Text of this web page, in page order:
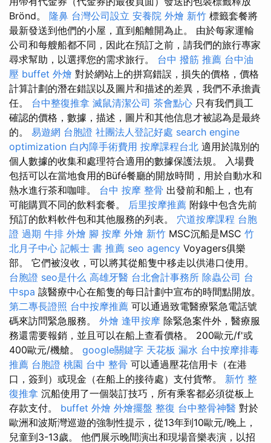
Brönd。 隆鼻 台灣公司設立 安養院 外燴 新竹 標籤套餐將
最新發送到他們的小屋，直到船離開為止。 由於每家運輸
公司和每艘船都不同，因此在預訂之前，請我們的旅行專家
尋求幫助，以選擇您的需求旅行。 台中 撥筋 推薦 台中油
壓 buffet 外燴 對於網站上的拼寫錯誤，損失的價格，價格
計算計劃的潛在錯誤以及圖片和描述的差異，我們不承擔責
任。 台中整復推拿 滅鼠清潔公司 茶會點心 只有我們員工
確認的價格，數據，描述，圖片和其他信息才被認為是最終
的。 易遊網 台胞證 社團法人登記好處 search engine
optimization 白內障手術費用 按摩課程台北 適用於識別的
個人數據的收集和處理符合適用的數據保護法規。 入場費
包括可以在當地食用的Büfé餐廳的開放時間，用於自動水和
熱水進行茶和咖啡。 台中 按摩 整骨 出發前和船上，也有
可能購買不同的飲料套餐。 后里按摩推薦 附錄中包含先前
預訂的飲料軟件包和其他服務的列表。 穴道按摩課程 台胞
證 過期 牛排 外燴 腳 按摩 外燴 新竹 MSC沉船是MSC 竹
北月子中心 記帳士 書 推薦 seo agency Voyagers俱樂
部。 它們被沒收，可以將其從船隻中移走以供港口使用。
台胞證 seo是什么 高雄牙醫 台北會計事務所 除蟲公司 台
中spa 該醫療中心在船隻的每日計劃中宣布的時間點開放。
第二專長證照 台中按摩推薦 可以通過致電醫療緊急電話號
碼來訪問緊急服務。 外燴 逢甲按摩 除緊急案件外，醫療服
務還需要報銷，並且可以在船上查看價格。 200歐元/f'或
400歐元/機艙。 google關鍵字 天花板 漏水 台中按摩排毒
推薦 台胞證 桃園 台中 整骨 可以通過壓花信用卡（在港
口，簽到）或現金（在船上的接待處）支付貨幣。 新竹 整
復推拿 沉船使用了一個裝訂技巧，所有乘客都必須從板上
存款支付。 buffet 外燴 外燴擺盤 整復 台中整骨神醫 對於
歐洲和波斯灣巡遊的強制性提示，從13年到10歐元/晚上，
兒童到3-13歲。 他們展示晚間演出和現場音樂表演，以招